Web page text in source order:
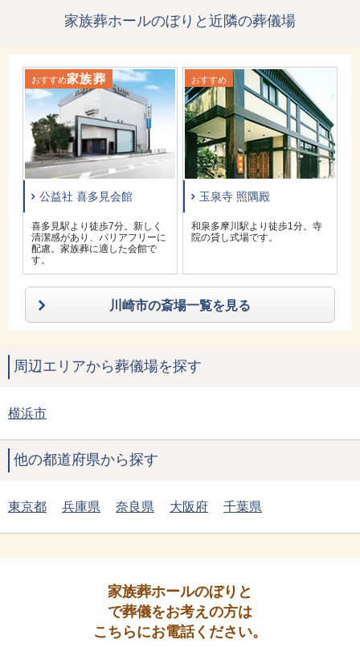
家族葬ホールのぼりと近隣の葬儀場
おすすめ家族葬
公益社 喜多見会館
喜多見駅より徒歩7分。新しく
清潔感があり、バリアフリーに
配慮。家族葬に適した会館で
す。
おすすめ
玉泉寺 照隅殿
和泉多摩川駅より徒歩1分。寺
院の貸し式場です。
川崎市の斎場一覧を見る
周辺エリアから葬儀場を探す
横浜市
他の都道府県から探す
東京都 兵庫県 奈良県 大阪府 千葉県
家族葬ホールのぼりと
で葬儀をお考えの方は
こちらにお電話ください。